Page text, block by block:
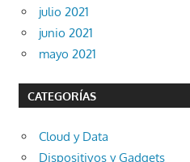
julio 2021
junio 2021
mayo 2021
CATEGORÍAS
Cloud y Data
Dispositivos y Gadgets